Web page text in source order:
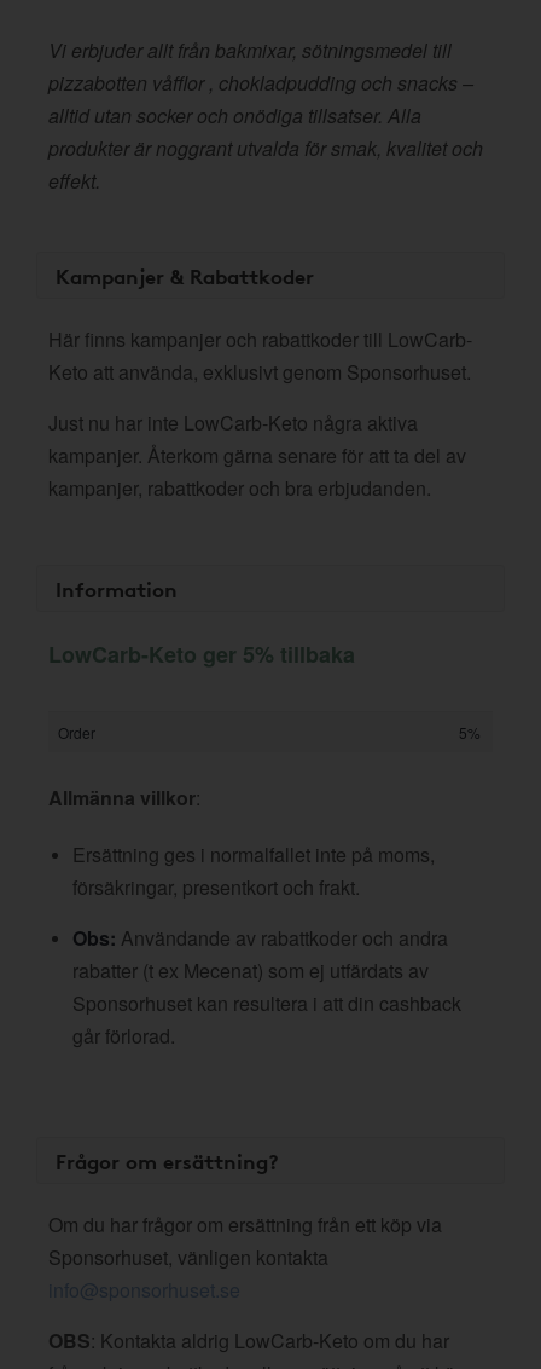
Vi erbjuder allt från bakmixar, sötningsmedel till
pizzabotten våfflor , chokladpudding och snacks –
alltid utan socker och onödiga tillsatser. Alla
produkter är noggrant utvalda för smak, kvalitet och
effekt.
Kampanjer & Rabattkoder
Här finns kampanjer och rabattkoder till LowCarb-
Keto att använda, exklusivt genom Sponsorhuset.
Just nu har inte LowCarb-Keto några aktiva
kampanjer. Återkom gärna senare för att ta del av
kampanjer, rabattkoder och bra erbjudanden.
Information
LowCarb-Keto ger 5% tillbaka
Order 5%
Allmänna villkor:
Ersättning ges i normalfallet inte på moms,
försäkringar, presentkort och frakt.
Obs: Användande av rabattkoder och andra
rabatter (t ex Mecenat) som ej utfärdats av
Sponsorhuset kan resultera i att din cashback
går förlorad.
Frågor om ersättning?
Om du har frågor om ersättning från ett köp via
Sponsorhuset, vänligen kontakta
info@sponsorhuset.se
OBS: Kontakta aldrig LowCarb-Keto om du har